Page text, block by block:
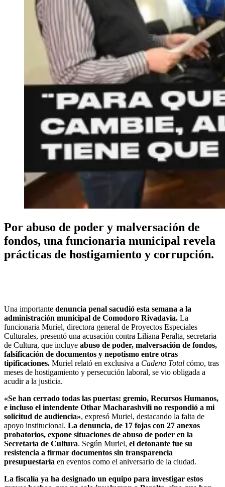
Por abuso de poder y malversación de
fondos, una funcionaria municipal revela
prácticas de hostigamiento y corrupción.
Una importante denuncia penal sacudió esta semana a la
administración municipal de Comodoro Rivadavia. La
funcionaria Muriel, directora general de Proyectos Especiales
Culturales, presentó una acusación contra Liliana Peralta, secretaria
de Cultura, que incluye abuso de poder, malversación de fondos,
falsificación de documentos y nepotismo entre otras
tipificaciones. Muriel relató en exclusiva a Cadena Total cómo, tras
meses de hostigamiento y persecución laboral, se vio obligada a
acudir a la justicia.
«Se han cerrado todas las puertas: gremio, Recursos Humanos,
e incluso el intendente Othar Macharashvili no respondió a mi
solicitud de audiencia», expresó Muriel, destacando la falta de
apoyo institucional. La denuncia, de 17 fojas con 27 anexos
probatorios, expone situaciones de abuso de poder en la
Secretaría de Cultura. Según Muriel, el detonante fue su
resistencia a firmar documentos sin transparencia
presupuestaria en eventos como el aniversario de la ciudad.
La fiscalía ya ha designado un equipo para investigar estos